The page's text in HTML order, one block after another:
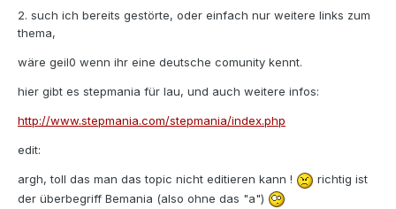
2. such ich bereits gestörte, oder einfach nur weitere links zum
thema,
wäre geil0 wenn ihr eine deutsche comunity kennt.
hier gibt es stepmania für lau, und auch weitere infos:
http://www.stepmania.com/stepmania/index.php
edit:
argh, toll das man das topic nicht editieren kann !
richtig ist
der überbegriff Bemania (also ohne das "a")